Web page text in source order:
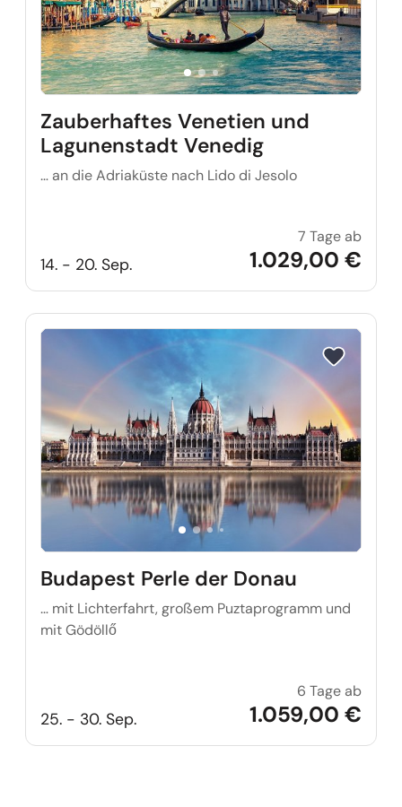
Zauberhaftes Venetien und
Lagunenstadt Venedig
… an die Adriaküste nach Lido di Jesolo
14. - 20. Sep.
7 Tage ab
1.029,00 €
Reise auf
Budapest Perle der Donau
… mit Lichterfahrt, großem Puztaprogramm und
mit Gödöllő
25. - 30. Sep.
6 Tage ab
1.059,00 €